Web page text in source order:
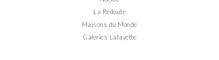
La Redoute
Maisons du Monde
Galeries Lafayette